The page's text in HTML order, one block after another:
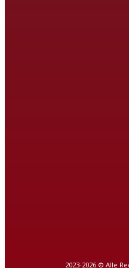
2023-2026 © Alle